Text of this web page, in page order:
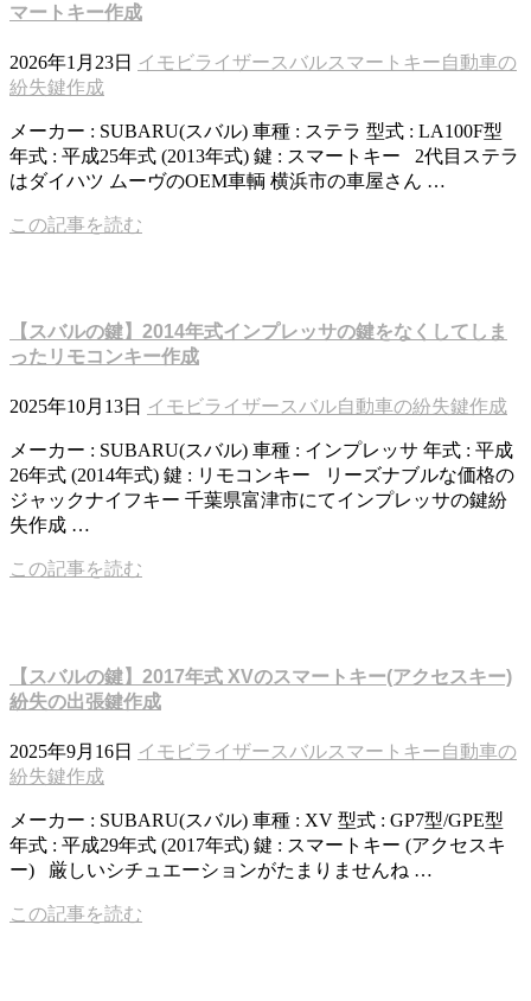
マートキー作成
2026年1月23日 イモビライザースバルスマートキー自動車の
紛失鍵作成
メーカー : SUBARU(スバル) 車種 : ステラ 型式 : LA100F型
年式 : 平成25年式 (2013年式) 鍵 : スマートキー 2代目ステラ
はダイハツ ムーヴのOEM車輌 横浜市の車屋さん …
この記事を読む
【スバルの鍵】2014年式インプレッサの鍵をなくしてしま
ったリモコンキー作成
2025年10月13日 イモビライザースバル自動車の紛失鍵作成
メーカー : SUBARU(スバル) 車種 : インプレッサ 年式 : 平成
26年式 (2014年式) 鍵 : リモコンキー リーズナブルな価格の
ジャックナイフキー 千葉県富津市にてインプレッサの鍵紛
失作成 …
この記事を読む
【スバルの鍵】2017年式 XVのスマートキー(アクセスキー)
紛失の出張鍵作成
2025年9月16日 イモビライザースバルスマートキー自動車の
紛失鍵作成
メーカー : SUBARU(スバル) 車種 : XV 型式 : GP7型/GPE型
年式 : 平成29年式 (2017年式) 鍵 : スマートキー (アクセスキ
ー) 厳しいシチュエーションがたまりませんね …
この記事を読む